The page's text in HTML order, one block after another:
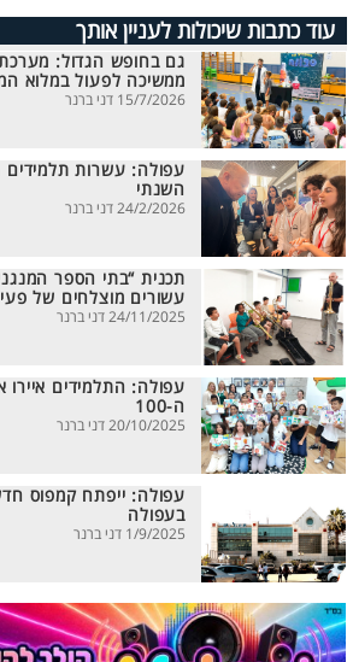
עוד כתבות שיכולות לעניין אותך
גם בחופש הגדול:
ממשיכה לפעול במלוא
15/7/2026 דני ברנר
עפולה: עשרות
השנתי
24/2/2026 דני ברנר
תכנית “בתי הספר
עשורים מוצלחים של
24/11/2025 דני ברנר
עפולה: התלמידים
ה-100
20/10/2025 דני ברנר
עפולה: ייפתח קמפוס
בעפולה
1/9/2025 דני ברנר